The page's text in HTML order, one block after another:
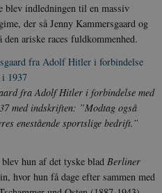
blev indledningen til en massiv
der så Jenny Kammersgaard og
den ariske races fuldkommenhed.
fra Adolf Hitler i forbindelse med
med indskriften: ”Modtag også
enestående sportslige bedrift.”
hun af det tyske blad Berliner
hvor hun få dage efter sammen med